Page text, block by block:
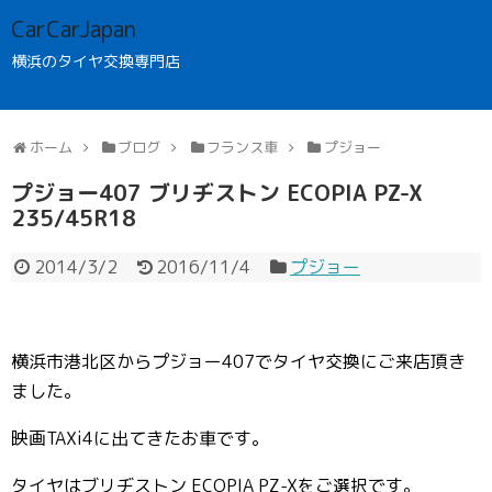
CarCarJapan
横浜のタイヤ交換専門店
ホーム ブログ フランス車 プジョー
プジョー407 ブリヂストン ECOPIA PZ-X
235/45R18
2014/3/2 2016/11/4 プジョー
横浜市港北区からプジョー407でタイヤ交換にご来店頂き
ました。
映画TAXi4に出てきたお車です。
タイヤはブリヂストン ECOPIA PZ-Xをご選択です。